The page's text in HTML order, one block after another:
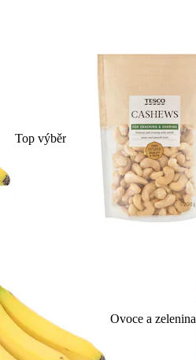
Top výběr
Ovoce a zelenina